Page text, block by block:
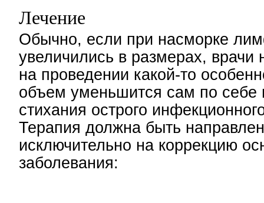
Лечение
Обычно, если при насморке
увеличились в размерах, врачи
на проведении какой-то
объем уменьшится сам по себе
стихания острого
Терапия должна быть
исключительно на коррекцию
заболевания: